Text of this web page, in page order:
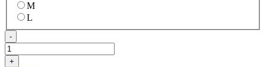
M
L
-
+